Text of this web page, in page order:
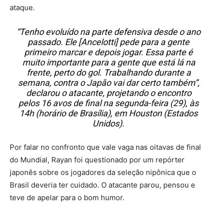
ataque.
“Tenho evoluído na parte defensiva desde o ano
passado. Ele [Ancelotti] pede para a gente
primeiro marcar e depois jogar. Essa parte é
muito importante para a gente que está lá na
frente, perto do gol. Trabalhando durante a
semana, contra o Japão vai dar certo também”,
declarou o atacante, projetando o encontro
pelos 16 avos de final na segunda-feira (29), às
14h (horário de Brasília), em Houston (Estados
Unidos).
Por falar no confronto que vale vaga nas oitavas de final
do Mundial, Rayan foi questionado por um repórter
japonês sobre os jogadores da seleção nipônica que o
Brasil deveria ter cuidado. O atacante parou, pensou e
teve de apelar para o bom humor.